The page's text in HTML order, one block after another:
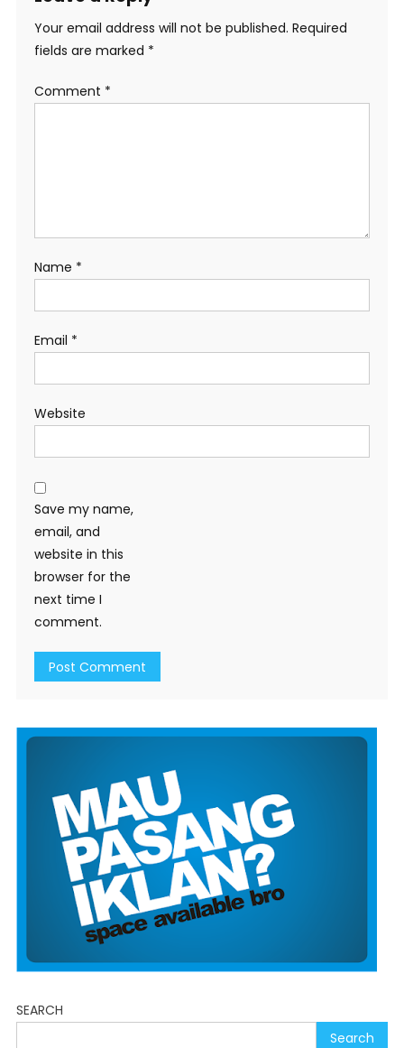
Your email address will not be published. Required
fields are marked *
Comment *
Name *
Email *
Website
Save my name,
email, and
website in this
browser for the
next time I
comment.
SEARCH
Search